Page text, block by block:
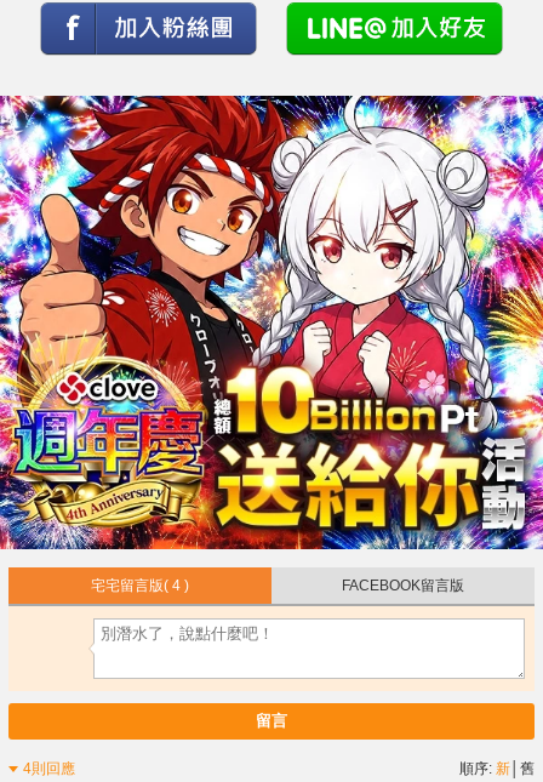
宅宅留言版( 4 ) FACEBOOK留言版
留言
4則回應 順序:新 │舊